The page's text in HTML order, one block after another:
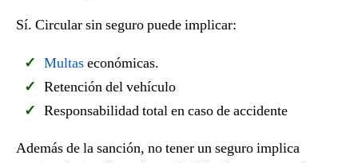
Sí. Circular sin seguro puede implicar:
Multaseconómicas.
Retención del vehículo
Responsabilidad total en caso de accidente
Además de la sanción, no tener un seguro implica